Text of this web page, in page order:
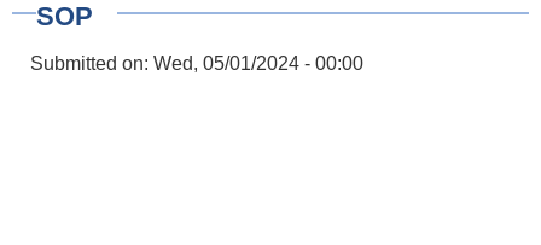
SOP
Submitted on: Wed, 05/01/2024 - 00:00